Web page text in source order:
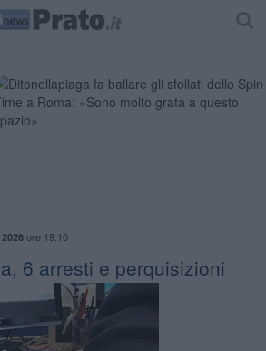
ore 19:10
6 arresti e perquisizioni